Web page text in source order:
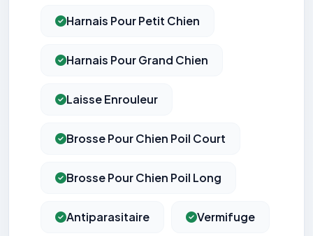
Harnais Pour Petit Chien
Harnais Pour Grand Chien
Laisse Enrouleur
Brosse Pour Chien Poil Court
Brosse Pour Chien Poil Long
Antiparasitaire Vermifuge